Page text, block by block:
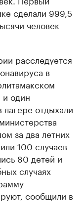
сделали 999,5
человек
расследуется
в
и один
отдыхали
за два летних
100 случаев
80 детей и
случаях
сообщили в